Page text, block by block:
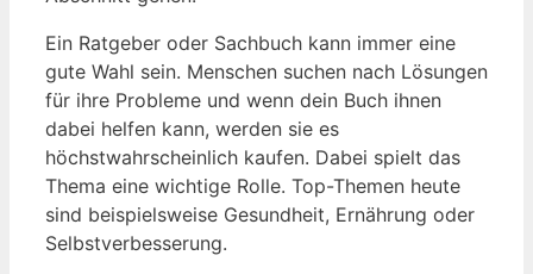
Ein Ratgeber oder Sachbuch kann immer eine
gute Wahl sein. Menschen suchen nach Lösungen
für ihre Probleme und wenn dein Buch ihnen
dabei helfen kann, werden sie es
höchstwahrscheinlich kaufen. Dabei spielt das
Thema eine wichtige Rolle. Top-Themen heute
sind beispielsweise Gesundheit, Ernährung oder
Selbstverbesserung.